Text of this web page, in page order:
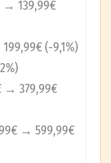
→ 139,99€
(-9,1%)
→ 379,99€
→ 599,99€